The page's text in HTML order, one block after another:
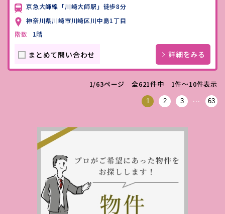
京急大師線「川崎大師駅」徒歩8分
神奈川県川崎市川崎区川中島1丁目
階数
1階
まとめて問い合わせ 詳細をみる
1/63ページ 全621件中 1件〜10件表示
1 2 3 … 63